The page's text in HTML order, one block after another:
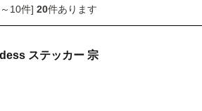
10件] 20件あります
ステッカー 宗